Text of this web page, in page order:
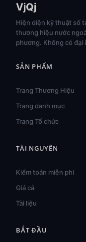
VjQj
Hiện diện kỹ thuật số
thương hiệu nước
phương. Không có đại
SẢN PHẨM
Trang Thương Hiệu
Trang danh mục
Trang Tổ chức
TÀI NGUYÊN
Kiểm toán miễn phí
Giá cả
Tài liệu
BẮT ĐẦU